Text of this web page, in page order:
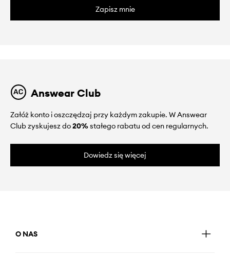
Zapisz mnie
Answear Club
Załóż konto i oszczędzaj przy każdym zakupie. W Answear
Club zyskujesz do20%stałego rabatu od cen regularnych.
Dowiedz się więcej
O NAS